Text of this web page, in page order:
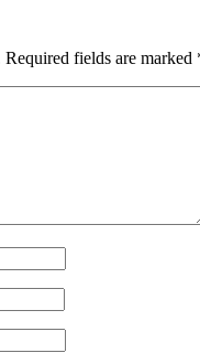
Required fields are marked